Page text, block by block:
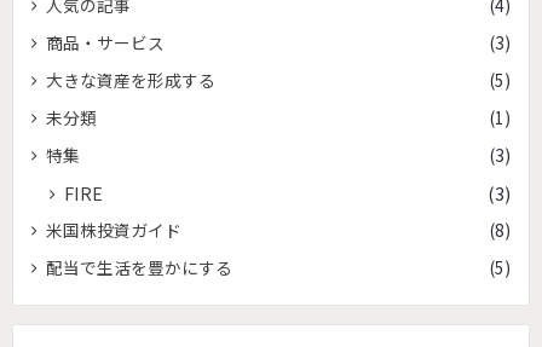
商品・サービス
(3)
大きな資産を形成する
(5)
未分類
(1)
特集
(3)
FIRE (3)
米国株投資ガイド
(8)
配当で生活を豊かにする
(5)